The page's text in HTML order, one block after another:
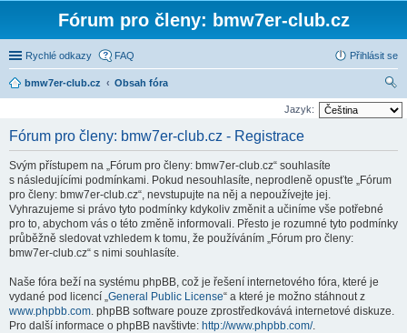
Fórum pro členy: bmw7er-club.cz
Rychlé odkazy FAQ Přihlásit se
bmw7er-club.cz
Obsah fóra
led
Jazyk:
Fórum pro členy: bmw7er-club.cz - Registrace
Svým přístupem na „Fórum pro členy: bmw7er-club.cz“ souhlasíte
s následujícími podmínkami. Pokud nesouhlasíte, neprodleně opusťte „Fórum
pro členy: bmw7er-club.cz“, nevstupujte na něj a nepoužívejte jej.
Vyhrazujeme si právo tyto podmínky kdykoliv změnit a učiníme vše potřebné
pro to, abychom vás o této změně informovali. Přesto je rozumné tyto podmínky
průběžně sledovat vzhledem k tomu, že používáním „Fórum pro členy:
bmw7er-club.cz“ s nimi souhlasíte.
Naše fóra beží na systému phpBB, což je řešení internetového fóra, které je
vydané pod licencí „General Public License“ a které je možno stáhnout z
www.phpbb.com. phpBB software pouze zprostředkovává internetové diskuze.
Pro další informace o phpBB navštivte: http://www.phpbb.com/.